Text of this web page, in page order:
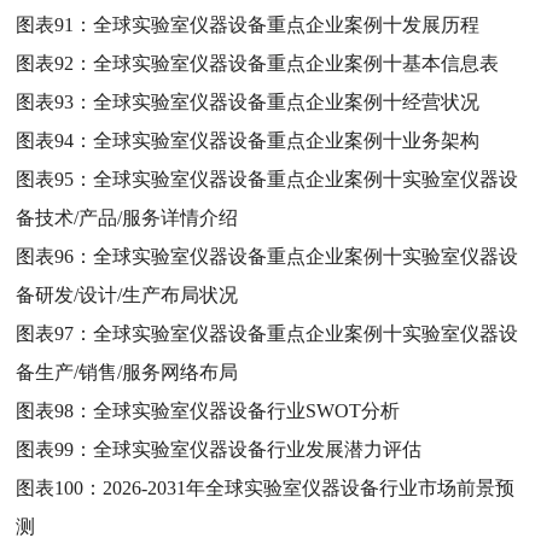
图表91：全球实验室仪器设备重点企业案例十发展历程
图表92：全球实验室仪器设备重点企业案例十基本信息表
图表93：全球实验室仪器设备重点企业案例十经营状况
图表94：全球实验室仪器设备重点企业案例十业务架构
图表95：全球实验室仪器设备重点企业案例十实验室仪器设
备技术/产品/服务详情介绍
图表96：全球实验室仪器设备重点企业案例十实验室仪器设
备研发/设计/生产布局状况
图表97：全球实验室仪器设备重点企业案例十实验室仪器设
备生产/销售/服务网络布局
图表98：全球实验室仪器设备行业SWOT分析
图表99：全球实验室仪器设备行业发展潜力评估
图表100： 2026-2031年全球实验室仪器设备行业市场前景预
测